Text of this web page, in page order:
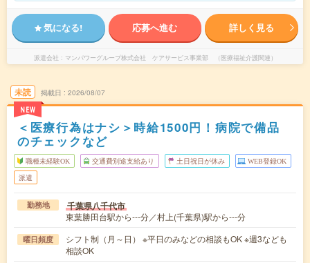
気になる! 応募へ進む 詳しく見る
派遣会社 マンパワーグループ株式会社 ケアサービス事業部 （医療福祉介護関連）
未読
NEW
掲載日 2026/08/07
＜医療行為はナシ＞時給1500円！病院で備品
のチェックなど
職種未経験OK 交通費別途支給あり 土日祝日が休み WEB登録OK
派遣
勤務地 千葉県八千代市
東葉勝田台駅から---分／村上(千葉県)駅から---分
曜日頻度
シフト制（月～日） ※平日のみなどの相談もOK ※週3なども
相談OK